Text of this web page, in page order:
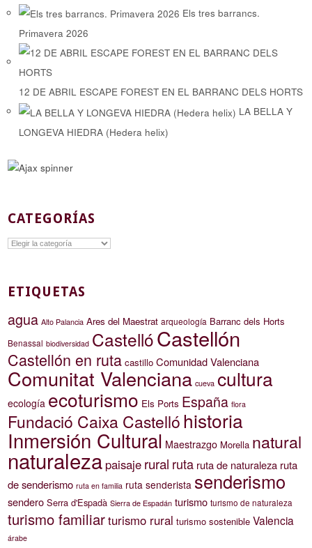
Els tres barrancs.
Primavera 2026
12 DE ABRIL ESCAPE FOREST EN EL BARRANC DELS HORTS
LA BELLA Y
LONGEVA HIEDRA (Hedera helix)
CATEGORÍAS
Categorías
ETIQUETAS
agua Alto Palancia Ares del Maestrat arqueología Barranc dels Horts
Benassal biodiversidad CastellóCastellón
Castellón en ruta castillo Comunidad Valenciana
Comunitat Valenciana cueva cultura
ecología ecoturismo Els Ports España flora
Fundació Caixa Castellóhistoria
Inmersión Cultural Maestrazgo Morella natural
naturaleza paisaje rural ruta ruta de naturaleza ruta
de senderismo ruta en familia ruta senderista senderismo
sendero Serra d'Espadà Sierra de Espadán turismo turismo de naturaleza
turismo familiarturismo rural turismo sostenible Valencia
árabe